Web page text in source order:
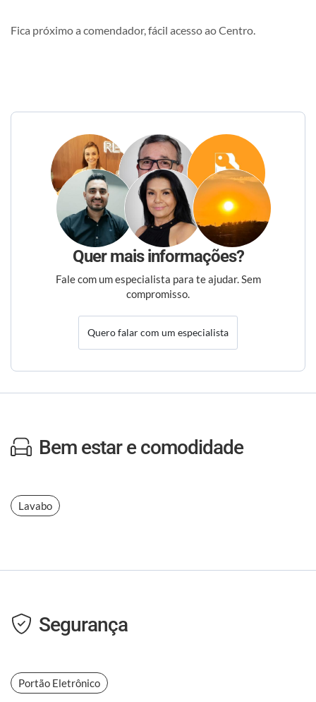
Fica próximo a comendador, fácil acesso ao Centro.
Quer mais informações?
Fale com um especialista para te ajudar. Sem
compromisso.
Quero falar com um especialista
Bem estar e comodidade
Lavabo
Segurança
Portão Eletrônico